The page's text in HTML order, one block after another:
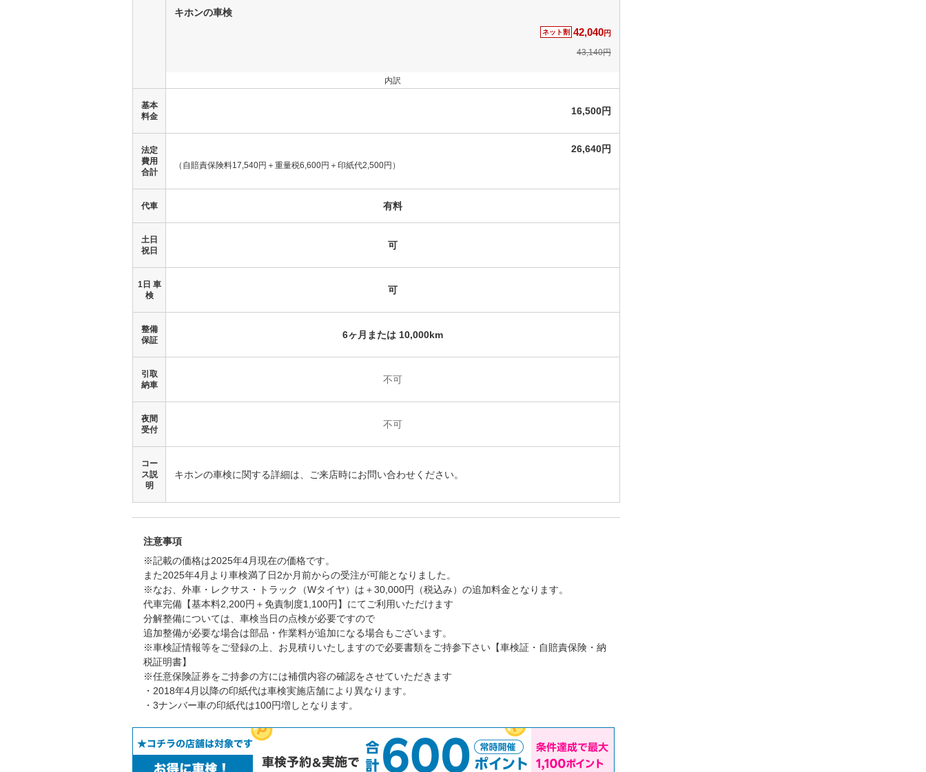
キホンの車検
ネット割 42,040円
43,140円
内訳
基本
料金
16,500円
法定
費用
合計
26,640円
（自賠責保険料17,540円＋ 重量税6,600円＋ 印紙代2,500円）
代車 有料
土日
祝日
可
1日 車
検
可
整備
保証
6ヶ月または 10,000km
引取
納車
不可
夜間
受付
不可
コー
ス説
明
キホンの車検に関する詳細は、ご来店時にお問い合わせください。
注意事項
※記載の価格は2025年4月現在の価格です。
また2025年4月より車検満了日2か月前からの受注が可能となりました。
※なお、外車・レクサス・トラック（Wタイヤ）は＋30,000円（税込み）の追加料金となります。
代車完備【基本料2,200円＋免責制度1,100円】にてご利用いただけます
分解整備については、車検当日の点検が必要ですので
追加整備が必要な場合は部品・作業料が追加になる場合もございます。
※車検証情報等をご登録の上、お見積りいたしますので必要書類をご持参下さい【車検証・自賠責保険・納
税証明書】
※任意保険証券をご持参の方には補償内容の確認をさせていただきます
・2018年4月以降の印紙代は車検実施店舗により異なります。
・3ナンバー車の印紙代は100円増しとなります。